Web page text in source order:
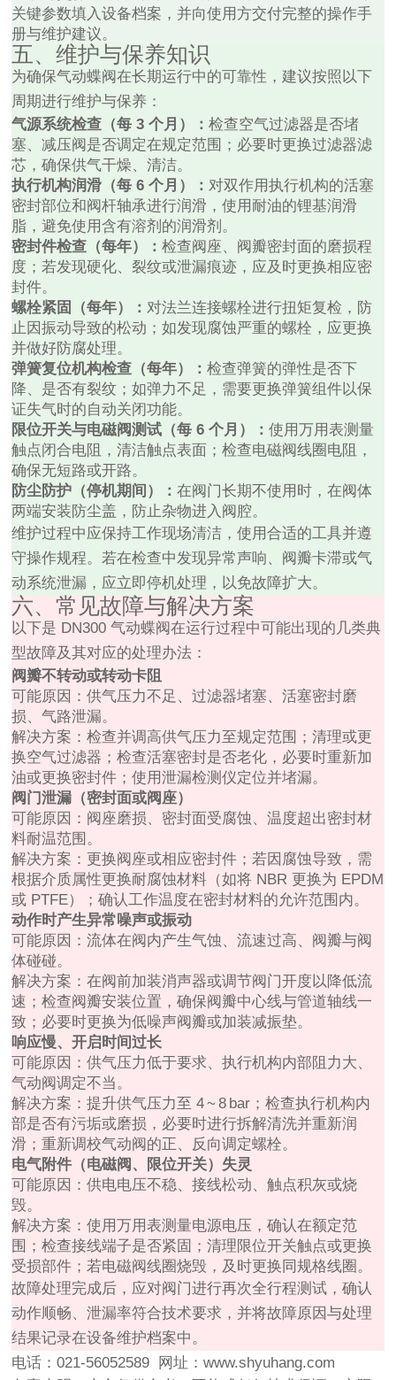
关键参数填入设备档案，并向使用方交付完整的操作手
册与维护建议。
五、维护与保养知识
为确保气动蝶阀在长期运行中的可靠性，建议按照以下
周期进行维护与保养：
气源系统检查（每 3 个月）：检查空气过滤器是否堵
塞、减压阀是否调定在规定范围；必要时更换过滤器滤
芯，确保供气干燥、清洁。
执行机构润滑（每 6 个月）：对双作用执行机构的活塞
密封部位和阀杆轴承进行润滑，使用耐油的锂基润滑
脂，避免使用含有溶剂的润滑剂。
密封件检查（每年）：检查阀座、阀瓣密封面的磨损程
度；若发现硬化、裂纹或泄漏痕迹，应及时更换相应密
封件。
螺栓紧固（每年）：对法兰连接螺栓进行扭矩复检，防
止因振动导致的松动；如发现腐蚀严重的螺栓，应更换
并做好防腐处理。
弹簧复位机构检查（每年）：检查弹簧的弹性是否下
降、是否有裂纹；如弹力不足，需要更换弹簧组件以保
证失气时的自动关闭功能。
限位开关与电磁阀测试（每 6 个月）：使用万用表测量
触点闭合电阻，清洁触点表面；检查电磁阀线圈电阻，
确保无短路或开路。
防尘防护（停机期间）：在阀门长期不使用时，在阀体
两端安装防尘盖，防止杂物进入阀腔。
维护过程中应保持工作现场清洁，使用合适的工具并遵
守操作规程。若在检查中发现异常声响、阀瓣卡滞或气
动系统泄漏，应立即停机处理，以免故障扩大。
六、常见故障与解决方案
以下是 DN300 气动蝶阀在运行过程中可能出现的几类典
型故障及其对应的处理办法：
阀瓣不转动或转动卡阻
可能原因：供气压力不足、过滤器堵塞、活塞密封磨
损、气路泄漏。
解决方案：检查并调高供气压力至规定范围；清理或更
换空气过滤器；检查活塞密封是否老化，必要时重新加
油或更换密封件；使用泄漏检测仪定位并堵漏。
阀门泄漏（密封面或阀座）
可能原因：阀座磨损、密封面受腐蚀、温度超出密封材
料耐温范围。
解决方案：更换阀座或相应密封件；若因腐蚀导致，需
根据介质属性更换耐腐蚀材料（如将 NBR 更换为 EPDM
或 PTFE）；确认工作温度在密封材料的允许范围内。
动作时产生异常噪声或振动
可能原因：流体在阀内产生气蚀、流速过高、阀瓣与阀
体碰碰。
解决方案：在阀前加装消声器或调节阀门开度以降低流
速；检查阀瓣安装位置，确保阀瓣中心线与管道轴线一
致；必要时更换为低噪声阀瓣或加装减振垫。
响应慢、开启时间过长
可能原因：供气压力低于要求、执行机构内部阻力大、
气动阀调定不当。
解决方案：提升供气压力至 4 ~ 8 bar；检查执行机构内
部是否有污垢或磨损，必要时进行拆解清洗并重新润
滑；重新调校气动阀的正、反向调定螺栓。
电气附件（电磁阀、限位开关）失灵
可能原因：供电电压不稳、接线松动、触点积灰或烧
毁。
解决方案：使用万用表测量电源电压，确认在额定范
围；检查接线端子是否紧固；清理限位开关触点或更换
受损部件；若电磁阀线圈烧毁，及时更换同规格线圈。
故障处理完成后，应对阀门进行再次全行程测试，确认
动作顺畅、泄漏率符合技术要求，并将故障原因与处理
结果记录在设备维护档案中。
电话：021-56052589 网址：www.shyuhang.com